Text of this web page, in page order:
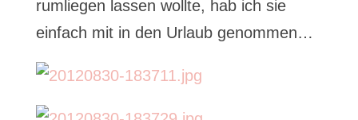
rumliegen lassen wollte, hab ich sie
einfach mit in den Urlaub genommen…